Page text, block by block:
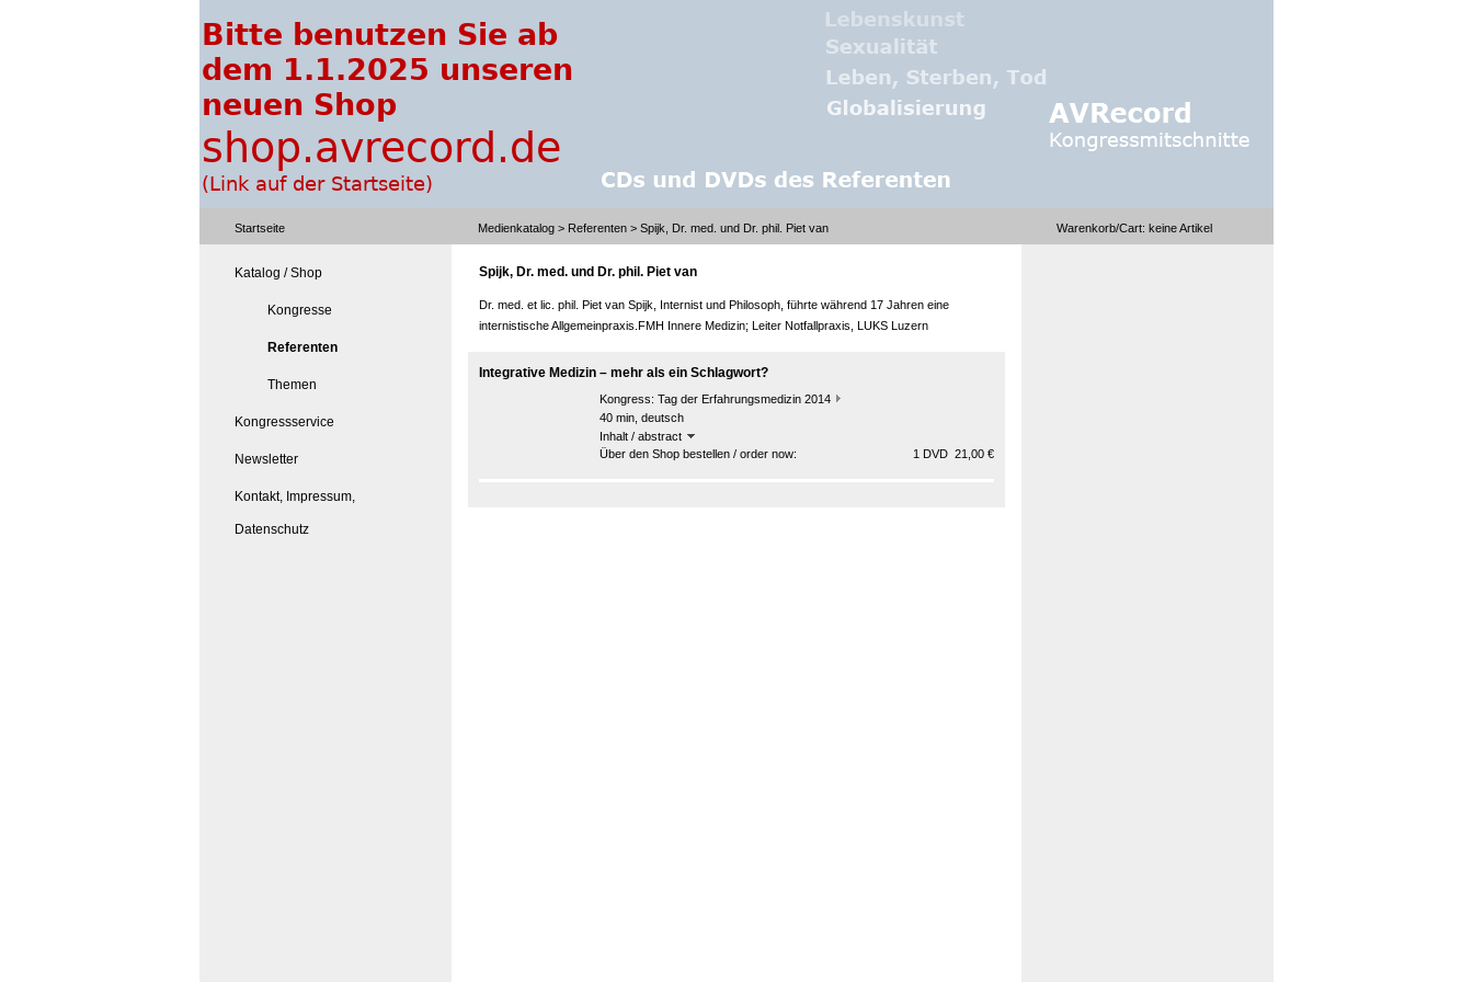
Startseite Medienkatalog > Referenten > Spijk, Dr. med. und Dr. phil. Piet van Warenkorb/Cart: keineArtikel
Katalog / Shop
Kongresse
Referenten
Themen
Kongressservice
Newsletter
Kontakt, Impressum,
Datenschutz
Spijk, Dr. med. und Dr. phil. Piet van
Dr. med. et lic. phil. Piet van Spijk, Internist und Philosoph, führte während 17 Jahren eine
internistische Allgemeinpraxis.FMH Innere Medizin; Leiter Notfallpraxis, LUKS Luzern
Integrative Medizin – mehr als ein Schlagwort?
Kongress: Tag der Erfahrungsmedizin 2014
40 min, deutsch
Inhalt / abstract
Über den Shop bestellen / order now:
1 DVD 21,00 €